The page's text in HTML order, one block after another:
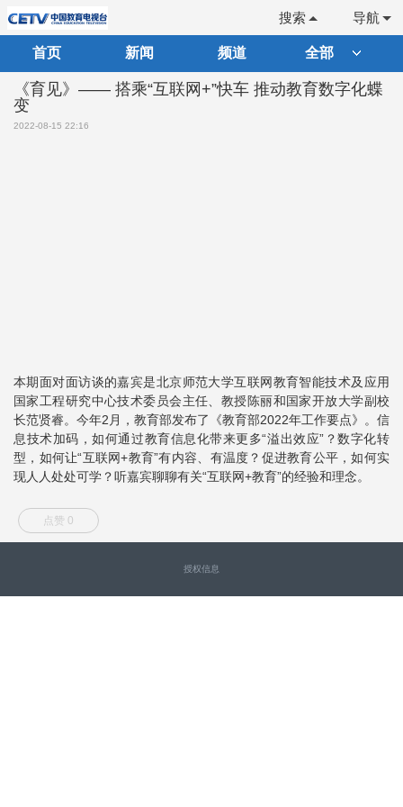
导航
搜索
首页 新闻 频道 全部
《育见》—— 搭乘“互联网+”快车 推动教育数字化蝶
变
2022-08-15 22:16
本期面对面访谈的嘉宾是北京师范大学互联网教育智能技术及应用
国家工程研究中心技术委员会主任、教授陈丽和国家开放大学副校
长范贤睿。今年2月，教育部发布了《教育部2022年工作要点》。信
息技术加码，如何通过教育信息化带来更多“溢出效应”？数字化转
型，如何让“互联网+教育”有内容、有温度？促进教育公平，如何实
现人人处处可学？听嘉宾聊聊有关“互联网+教育”的经验和理念。
点赞 0
授权信息